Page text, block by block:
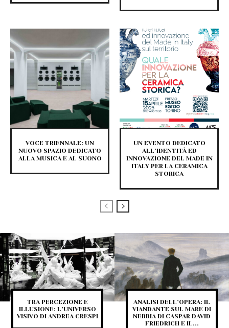
VOCE TRIENNALE: UN
NUOVO SPAZIO DEDICATO
ALLA MUSICA E AL SUONO
UN EVENTO DEDICATO
ALL’IDENTITÀ ED
INNOVAZIONE DEL MADE IN
ITALY PER LA CERAMICA
STORICA
TRA PERCEZIONE E
ILLUSIONE: L’UNIVERSO
VISIVO DI ANDREA CRESPI
ANALISI DELL’OPERA: IL
VIANDANTE SUL MARE DI
NEBBIA DI CASPAR DAVID
FRIEDRICH E IL...